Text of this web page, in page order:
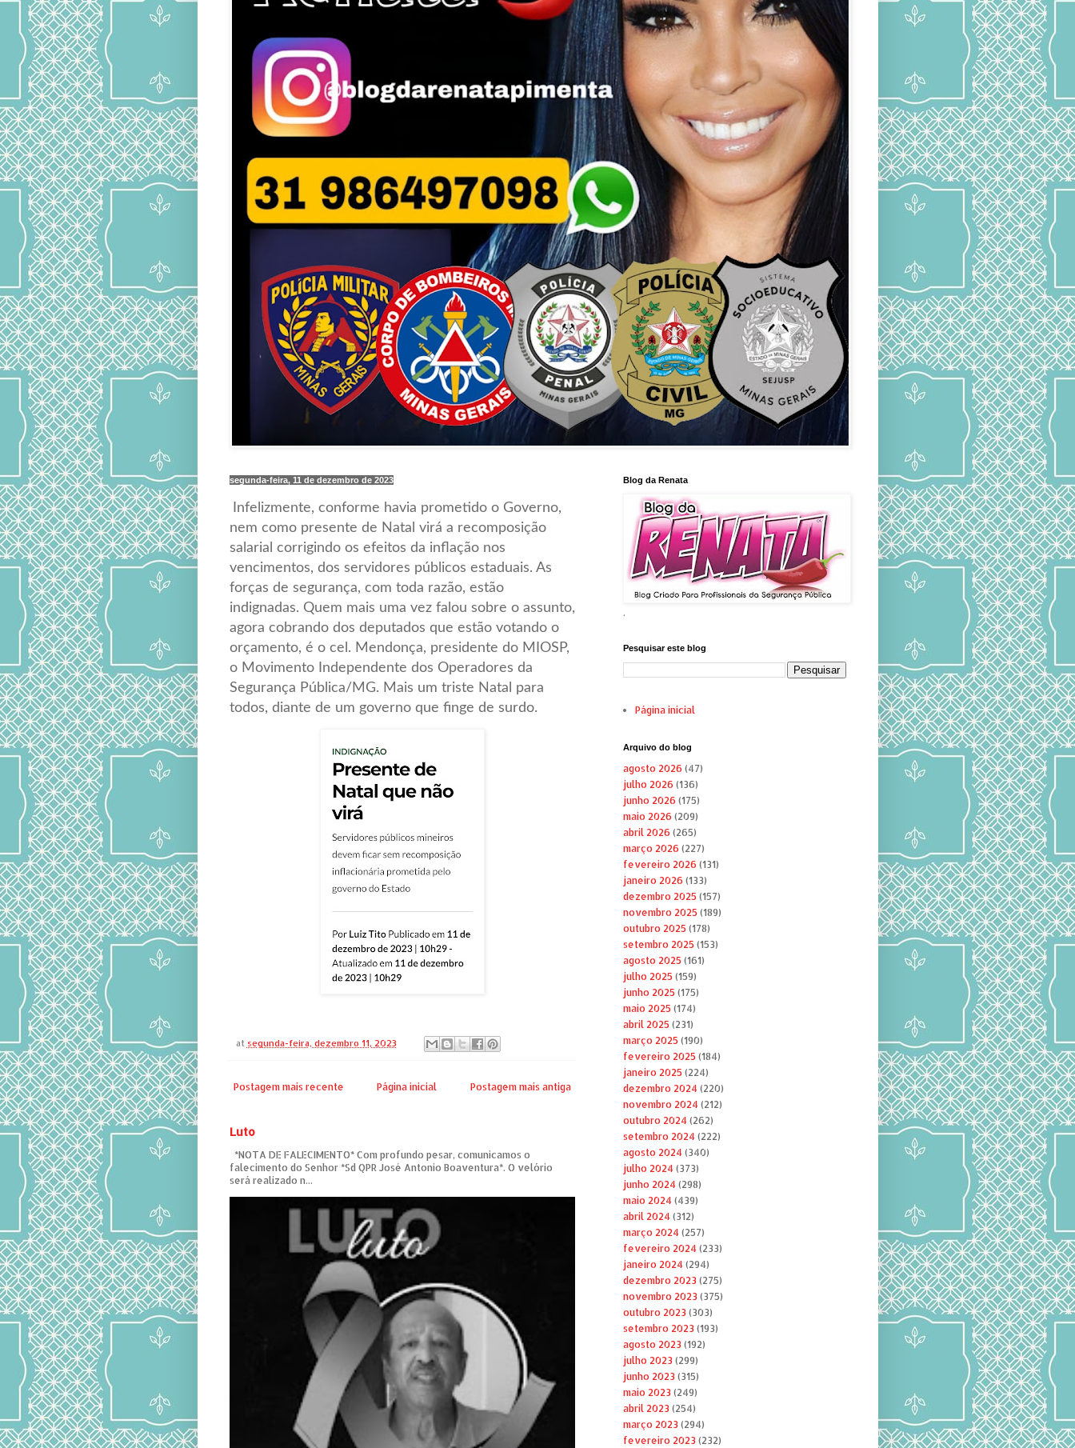
segunda-feira, 11 de dezembro de 2023
Infelizmente, conforme havia prometido o Governo,
nem como presente de Natal virá a recomposição
salarial corrigindo os efeitos da inflação nos
vencimentos, dos servidores públicos estaduais. As
forças de segurança, com toda razão, estão
indignadas. Quem mais uma vez falou sobre o assunto,
agora cobrando dos deputados que estão votando o
orçamento, é o cel. Mendonça, presidente do MIOSP,
o Movimento Independente dos Operadores da
Segurança Pública/MG. Mais um triste Natal para
todos, diante de um governo que finge de surdo.
at segunda-feira, dezembro 11, 2023
Postagem mais recente Postagem mais antiga
Página inicial
Luto
*NOTA DE FALECIMENTO* Com profundo pesar, comunicamos o
falecimento do Senhor *Sd QPR José Antonio Boaventura*. O velório
será realizado n...
Blog da Renata
.
Pesquisar este blog
Página inicial
Arquivo do blog
agosto 2026 (47)
julho 2026 (136)
junho 2026 (175)
maio 2026 (209)
abril 2026 (265)
março 2026 (227)
fevereiro 2026 (131)
janeiro 2026 (133)
dezembro 2025 (157)
novembro 2025 (189)
outubro 2025 (178)
setembro 2025 (153)
agosto 2025 (161)
julho 2025 (159)
junho 2025 (175)
maio 2025 (174)
abril 2025 (231)
março 2025 (190)
fevereiro 2025 (184)
janeiro 2025 (224)
dezembro 2024 (220)
novembro 2024 (212)
outubro 2024 (262)
setembro 2024 (222)
agosto 2024 (340)
julho 2024 (373)
junho 2024 (298)
maio 2024 (439)
abril 2024 (312)
março 2024 (257)
fevereiro 2024 (233)
janeiro 2024 (294)
dezembro 2023(275)
novembro 2023(375)
outubro 2023(303)
setembro 2023(193)
agosto 2023(192)
julho 2023(299)
junho 2023(315)
maio 2023(249)
abril 2023(254)
março 2023(294)
fevereiro 2023(232)